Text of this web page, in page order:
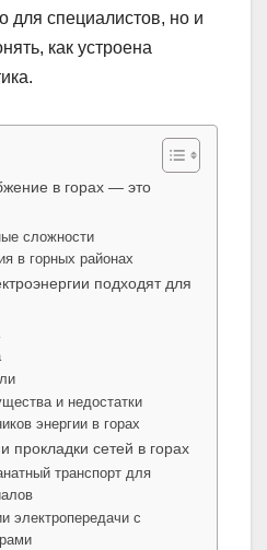
для специалистов, но и
как устроена
в горах — это
сложности
в горных районах
подходят для
и недостатки
энергии в горах
прокладки сетей в горах
транспорт для
электропередачи с